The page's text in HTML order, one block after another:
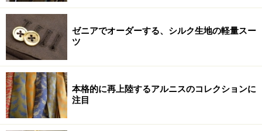
ゼニアでオーダーする、シルク生地の軽量スー
ツ
本格的に再上陸するアルニスのコレクションに
注目